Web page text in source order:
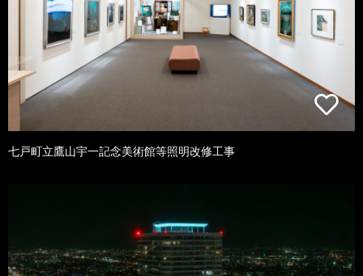
七戸町立鷹山宇一記念美術館等照明改修工事